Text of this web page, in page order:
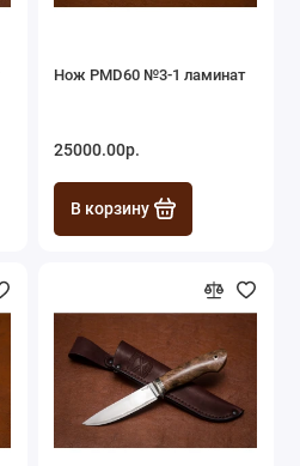
Нож PMD60 №3-1 ламинат
25000.00р.
В корзину